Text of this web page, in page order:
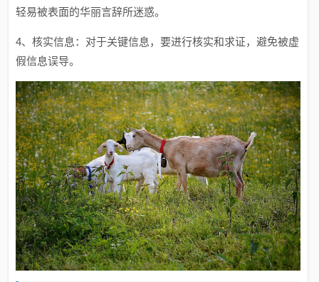
轻易被表面的华丽言辞所迷惑。
4、核实信息：对于关键信息，要进行核实和求证，避免被虚
假信息误导。